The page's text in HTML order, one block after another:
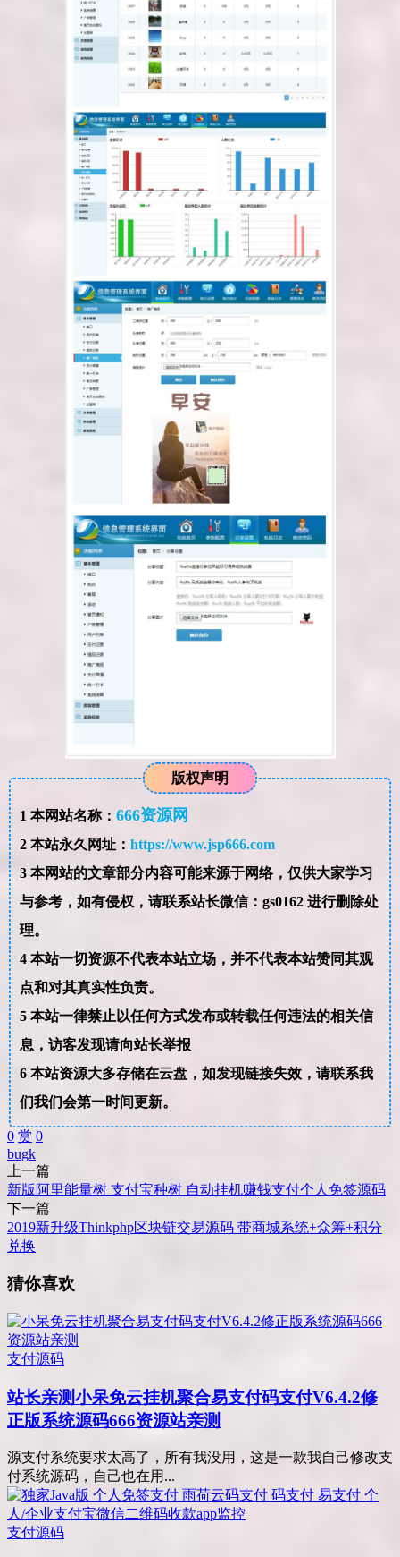
版权声明
1 本网站名称： 666资源网
2本站永久网址： https://www.jsp666.com
3本网站的文章部分内容可能来源于网络，仅供大家学习
与参考，如有侵权，请联系站长微信：gs0162 进行删除处
理。
4本站一切资源不代表本站立场，并不代表本站赞同其观
点和对其真实性负责。
5本站一律禁止以任何方式发布或转载任何违法的相关信
息，访客发现请向站长举报
6本站资源大多存储在云盘，如发现链接失效，请联系我
们我们会第一时间更新。
0 赏 0
bugk
上一篇
新版阿里能量树 支付宝种树 自动挂机赚钱支付个人免签源码
下一篇
2019新升级Thinkphp区块链交易源码 带商城系统+众筹+积分
兑换
猜你喜欢
支付源码
站长亲测小呆免云挂机聚合易支付码支付V6.4.2修
正版系统源码666资源站亲测
源支付系统要求太高了，所有我没用，这是一款我自己修改支
付系统源码，自己也在用...
支付源码